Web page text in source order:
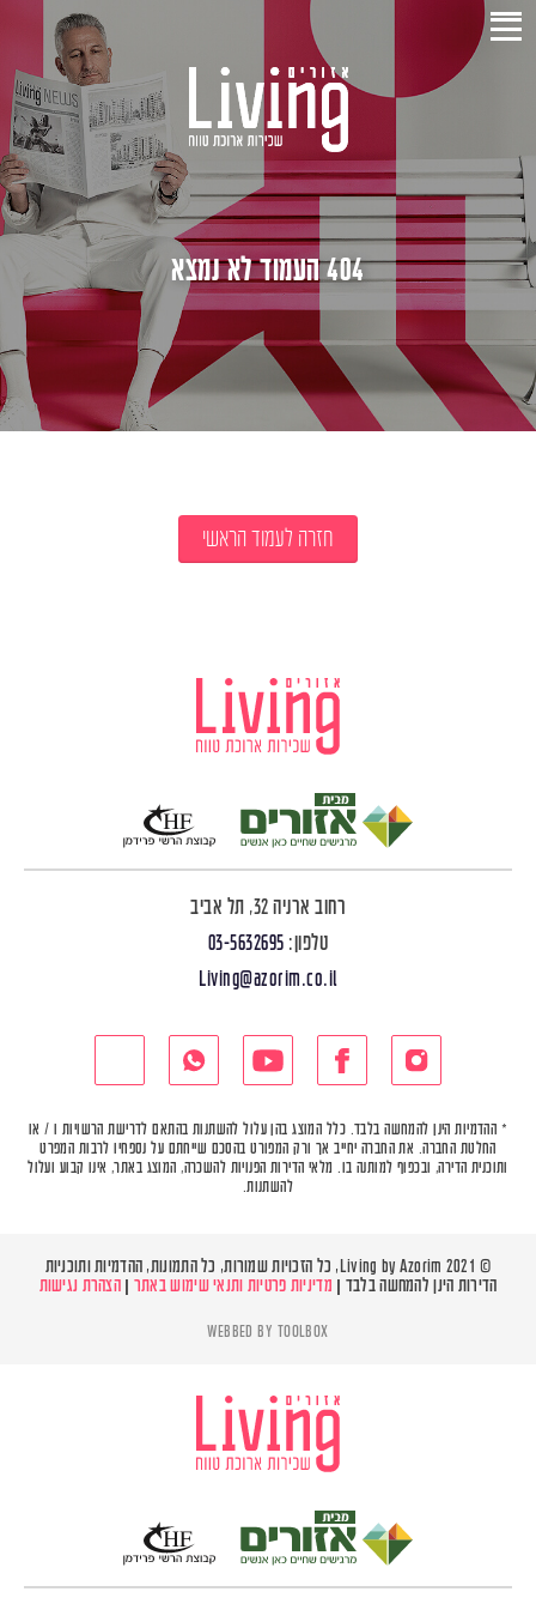
404 העמוד לא נמצא
חזרה לעמוד הראשי
רחוב ארניה 32, תל אביב
טלפון: 03-5632695
Living@azorim.co.il
* ההדמיות הינן להמחשה בלבד. כלל המוצג בהן עלול להשתנות בהתאם לדרישת הרשויות ו / או
החלטת החברה. את החברה יחייב אך ורק המפורט בהסכם שייחתם על נספחיו לרבות המפרט
ותוכנית הדירה, ובכפוף למותנה בו. מלאי הדירות הפנויות להשכרה, המוצג באתר, אינו קבוע ועלול
להשתנות.
© Living by Azorim 2021, כל הזכויות שמורות, כל התמונות, ההדמיות ותוכניות
הדירות הינן להמחשה בלבד |
מדיניות פרטיות ותנאי שימוש באתר הצהרת נגישות
WEBBED BY TOOLBOX